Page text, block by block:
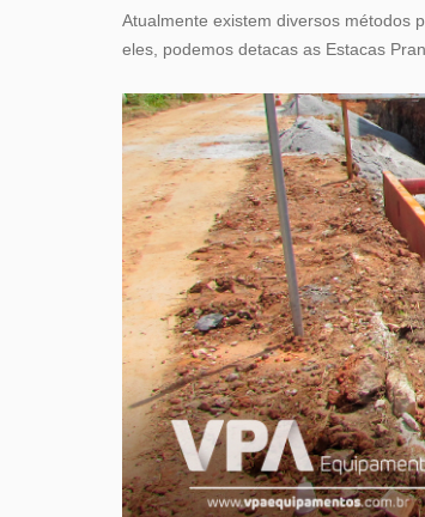
Atualmente existem diversos métodos
eles, podemos detacas as Estacas